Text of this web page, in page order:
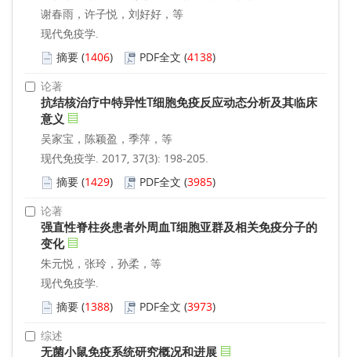
谢春雨，许子悦，刘好好，等
现代免疫学.
摘要 (1406) PDF全文 (4138)
论著
抗结核治疗中特异性T细胞免疫反应动态分析及其临床
意义
吴家宝，陈颖盈，季萍，等
现代免疫学. 2017, 37(3): 198-205.
摘要 (1429) PDF全文 (3985)
论著
强直性脊柱炎患者外周血T细胞亚群及相关免疫分子的
变化
朱元悦，张玲，孙柔，等
现代免疫学.
摘要 (1388) PDF全文 (3973)
综述
无菌小鼠免疫系统研究概况和进展